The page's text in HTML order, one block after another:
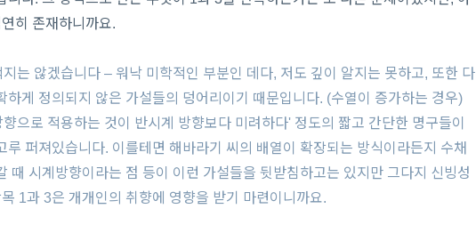
연히 존재하니까요.
는 않겠습니다 – 워낙 미학적인 부분인 데다, 저도 깊이 알지는 못하고, 또한 다
하게 정의되지 않은 가설들의 덩어리이기 때문입니다. (수열이 증가하는 경우)
으로 적용하는 것이 반시계 방향보다 미려하다' 정도의 짧고 간단한 명구들이
루 퍼져있습니다. 이를테면 해바라기 씨의 배열이 확장되는 방식이라든지 수채
때 시계방향이라는 점 등이 이런 가설들을 뒷받침하고는 있지만 그다지 신빙성
1과 3은 개개인의 취향에 영향을 받기 마련이니까요.